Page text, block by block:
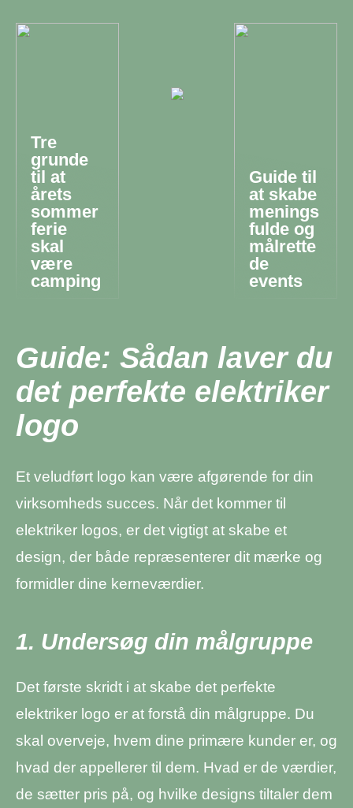
Tre
grunde
til at
årets
sommer
ferie
skal
være
camping
Guide til
at skabe
menings
fulde og
målrette
de
events
Guide: Sådan laver du
det perfekte elektriker
logo
Et veludført logo kan være afgørende for din
virksomheds succes. Når det kommer til
elektriker logos, er det vigtigt at skabe et
design, der både repræsenterer dit mærke og
formidler dine kerneværdier.
1. Undersøg din målgruppe
Det første skridt i at skabe det perfekte
elektriker logo er at forstå din målgruppe. Du
skal overveje, hvem dine primære kunder er, og
hvad der appellerer til dem. Hvad er de værdier,
de sætter pris på, og hvilke designs tiltaler dem